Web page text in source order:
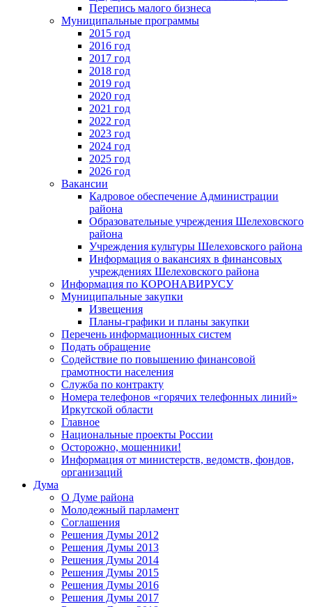
Перепись малого бизнеса
Муниципальные программы
2015 год
2016 год
2017 год
2018 год
2019 год
2020 год
2021 год
2022 год
2023 год
2024 год
2025 год
2026 год
Вакансии
Кадровое обеспечение Администрации
района
Образовательные учреждения Шелеховского
района
Учреждения культуры Шелеховского района
Информация о вакансиях в финансовых
учреждениях Шелеховского района
Информация по КОРОНАВИРУСУ
Муниципальные закупки
Извещения
Планы-графики и планы закупки
Перечень информационных систем
Подать обращение
Содействие по повышению финансовой
грамотности населения
Служба по контракту
Номера телефонов «горячих телефонных линий»
Иркутской области
Главное
Национальные проекты России
Осторожно, мошенники!
Информация от министерств, ведомств, фондов,
организаций
Дума
О Думе района
Молодежный парламент
Соглашения
Решения Думы 2012
Решения Думы 2013
Решения Думы 2014
Решения Думы 2015
Решения Думы 2016
Решения Думы 2017